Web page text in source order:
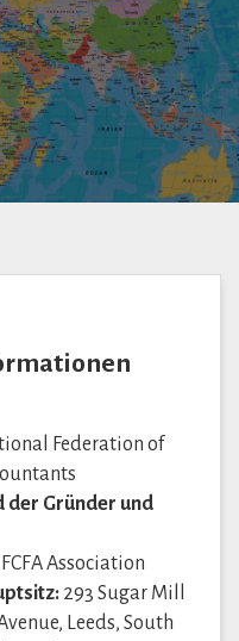
Federation of
der Gründer und
IFCFA Association
293 Sugar Mill
Leeds, South